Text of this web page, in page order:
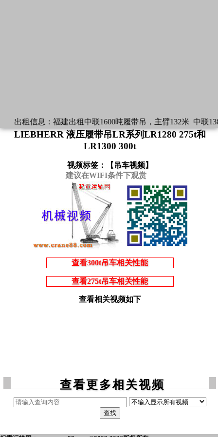
出租信息： 福建出租中联1600吨履带吊，主臂132米 中联
LIEBHERR 液压履带吊LR系列LR1280 275t和
LR1300 300t
视频标签：【 吊车视频】
建议在WIFI条件下观赏
查看300t吊车相关性能
查看275t吊车相关性能
查看相关视频如下
查看更多相关视频